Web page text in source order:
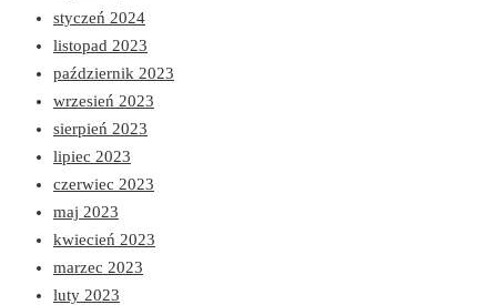
styczeń 2024
listopad 2023
październik 2023
wrzesień 2023
sierpień 2023
lipiec 2023
czerwiec 2023
maj 2023
kwiecień 2023
marzec 2023
luty 2023